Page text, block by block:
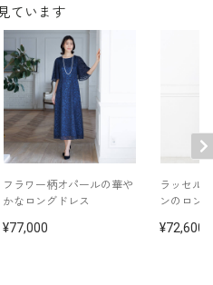
91
9号着用
ています
フラワー柄オパールの華
かなロングドレス
77,000
ラッセル
ンのロン
72,600